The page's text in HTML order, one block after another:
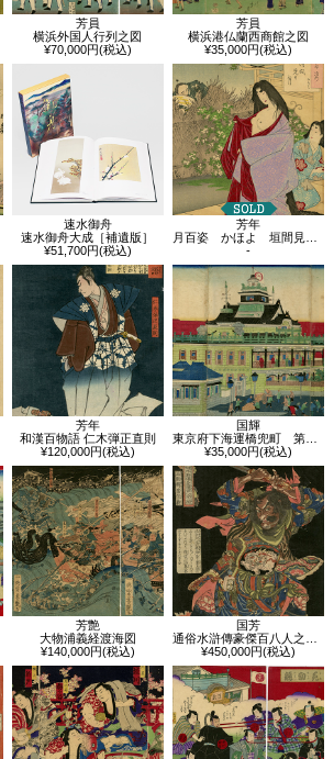
芳員
横浜外国人行列之図
¥70,000円(税込)
芳員
横浜港仏蘭西商館之図
¥35,000円(税込)
速水御舟
速水御舟大成［補遺版］
¥51,700円(税込)
芳年
月百姿 かほよ 垣間見の月
-
芳年
和漢百物語 仁木弾正直則
¥120,000円(税込)
国輝
東京府下海運橋兜町 第壱国立銀行五階造真図
¥35,000円(税込)
芳艶
大物浦義経渡海図
¥140,000円(税込)
国芳
通俗水滸傳豪傑百八人之一個 玉麒麟盧俊義
¥450,000円(税込)